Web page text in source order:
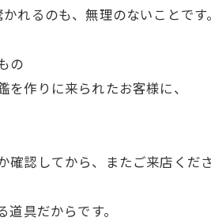
れるのも、無理のないことです。
の
作りに来られたお客様に、
確認してから、またご来店くださ
具だからです。